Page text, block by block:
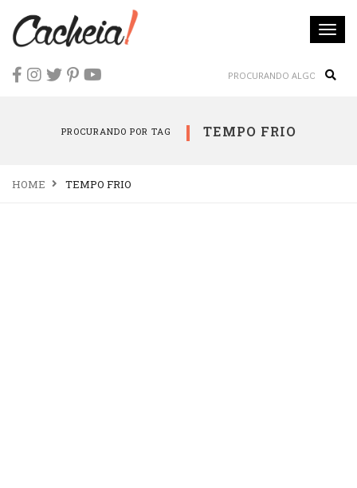
PROCURANDO POR TAG TEMPO FRIO
HOME TEMPO FRIO